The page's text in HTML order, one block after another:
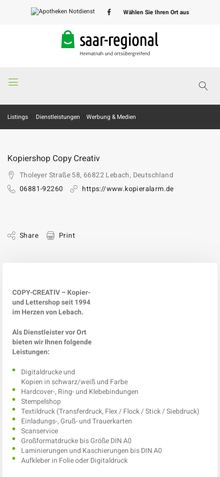
Apotheken
Wählen Sie Ihren Ort aus
Listings Dienstleistungen Werbung & Medien
Kopiershop Copy Creativ
Tholeyer Straße 58, 66822 Lebach, Deutschland
06881-92260
https://www.kopieralarm.de
Share Print
COPY-CREATIV – Kopier-
und Lettershop seit 1994
im Herzen von Lebach.
Als Dienstleister vor Ort
bieten wir Ihnen folgende
Leistungen:
Digitaldrucke und
Kopien in schwarz/weiß und Farbe
Hardcover-, Ring- und Klebebindungen
Stempelshop
Textildruck (Transferdruck, Flex / Flock / Stick / Siebdruck)
Einladungs-, Gruß- und Trauerkarten
Scanservice
Großformatdrucke bis Größe DIN A0
Laminierungen und Kaschierungen bis DIN A0
Aufkleber in Folie oder Digitaldruck